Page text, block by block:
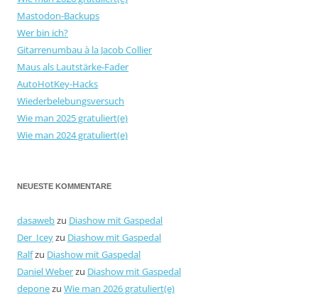
Mastodon-Backups
Wer bin ich?
Gitarrenumbau à la Jacob Collier
Maus als Lautstärke-Fader
AutoHotKey-Hacks
Wiederbelebungsversuch
Wie man 2025 gratuliert(e)
Wie man 2024 gratuliert(e)
NEUESTE KOMMENTARE
dasawebzu Diashow mit Gaspedal
Der_Iceyzu Diashow mit Gaspedal
Ralfzu Diashow mit Gaspedal
Daniel Weberzu Diashow mit Gaspedal
deponezu Wie man 2026 gratuliert(e)